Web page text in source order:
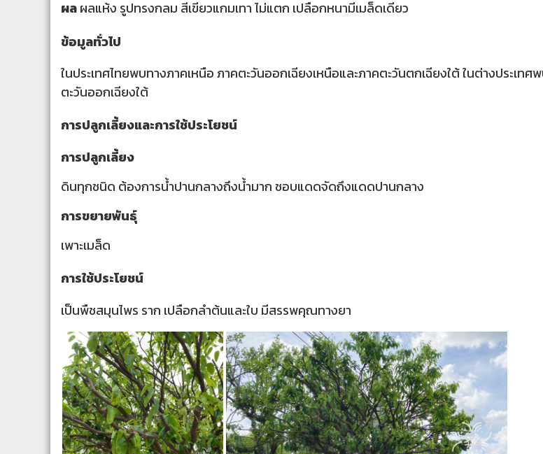
ผลผลแห้ง รูปทรงกลม สีเขียวแกมเทา ไม่แตก เปลือกหนามีเมล็ดเดียว
ข้อมูลทั่วไป
ในประเทศไทยพบทางภาคเหนือ ภาคตะวันออกเฉียงเหนือและภาคตะวันตกเฉียงใต้ ในต่างประเทศ
ตะวันออกเฉียงใต้
การปลูกเลี้ยงและการใช้ประโยชน์
การปลูกเลี้ยง
ดินทุกชนิด ต้องการน้ำปานกลางถึงน้ำมาก ชอบแดดจัดถึงแดดปานกลาง
การขยายพันธุ์
เพาะเมล็ด
การใช้ประโยชน์
เป็นพืชสมุนไพร ราก เปลือกลำต้นและใบ มีสรรพคุณทางยา